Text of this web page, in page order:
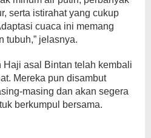
serta istirahat yang cukup
cuaca ini memang
tubuh,” jelasnya.
Haji asal Bintan telah kembali
Mereka pun disambut
masing dan akan segera
berkumpul bersama.